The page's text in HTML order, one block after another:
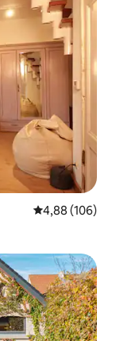
საშუალო
4,88 (106)